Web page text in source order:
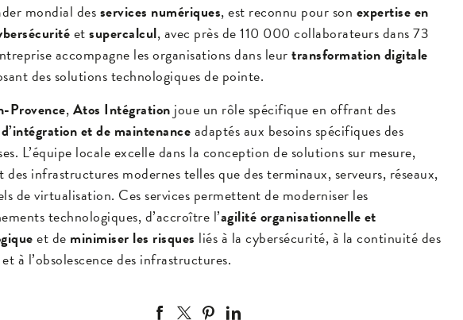
mondial desservices numériques, est reconnu pour son expertise en
etsupercalcul, avec près de 110 000 collaborateurs dans 73
accompagne les organisations dans leurtransformation digitale
des solutions technologiques de pointe.
Provence,Atos Intégration joue un rôle spécifique en offrant des
et de maintenanceadaptés aux besoins spécifiques des
L’équipe locale excelle dans la conception de solutions sur mesure,
des infrastructures modernes telles que des terminaux, serveurs, réseaux,
de virtualisation. Ces services permettent de moderniser les
technologiques, d’accroître l’agilité organisationnelle et
et de minimiser les risques liés à la cybersécurité, à la continuité des
à l’obsolescence des infrastructures.